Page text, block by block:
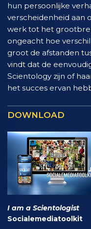
hun persoonlijke
verscheidenheid aan
werk tot het
ongeacht hoe
groot de afstanden
vindt dat de
Scientology zijn of
het succes ervan
DOWNLOAD
I am a Scientologist
Socialemediatoolkit